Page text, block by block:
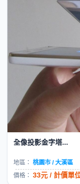
全像投影金字塔...
地區： 桃園市 / 大溪區
價格： 33元 / 計價單